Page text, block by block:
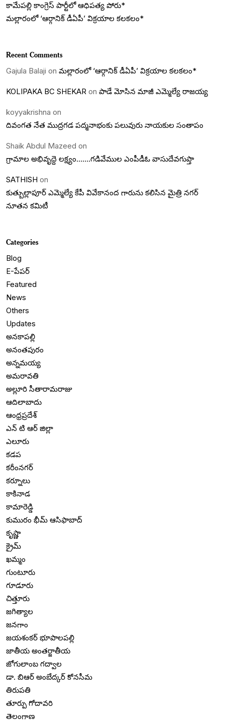
కామేపల్లి కాంగ్రెస్ పార్టీలో ఆధిపత్య పోరు*
మల్లారంలో ‘ఆర్గానిక్ డీఏపీ’ విక్రయాల కలకలం*
Recent Comments
Gajula Balaji on మల్లారంలో ‘ఆర్గానిక్ డీఏపీ’ విక్రయాల కలకలం*
KOLIPAKA BC SHEKAR on పాడే మోసిన మాజీ ఎమ్మెల్యే రాజయ్య
koyyakrishna on
దివంగత నేత ముద్రగడ పద్మనాభంకు పలువురు నాయకుల సంతాపం
Shaik Abdul Mazeed on
గ్రామాల అభివృద్దె లక్ష్యం…….గడివేముల ఎంపీడీఓ వాసుదేవగుప్తా
SATHISH on
కుత్బుల్లాపూర్ ఎమ్మెల్యే కేపీ వివేకానంద గారును కలిసిన మైత్రి నగర్
నూతన కమిటీ
Categories
Blog
E-పేపర్
Featured
News
Others
Updates
అనకాపల్లి
అనంతపురం
అన్నమయ్య
అమరావతి
అల్లూరి సీతారామరాజు
ఆదిలాబాదు
ఆంధ్రప్రదేశ్
ఎన్ టి ఆర్ జిల్లా
ఎలూరు
కడప
కరీంనగర్
కర్నూలు
కాకినాడ
కామారెడ్డి
కుమురం భీమ్ ఆసిఫాబాద్
కృష్ణా
క్రైమ్
ఖమ్మం
గుంటూరు
గూడూరు
చిత్తూరు
జగిత్యాల
జనగాం
జయశంకర్ భూపాలపల్లి
జాతీయ అంతర్జాతీయ
జోగులాంబ గద్వాల
డా. బిఆర్ అంబేద్కర్ కోనసీమ
తిరుపతి
తూర్పు గోదావరి
తెలంగాణ